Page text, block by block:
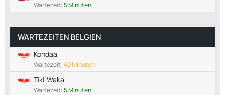
Wartezeit:5 Minuten
WARTEZEITEN BELGIEN
Kondaa
Wartezeit:40 Minuten
Tiki-Waka
Wartezeit:5 Minuten